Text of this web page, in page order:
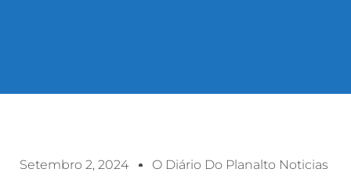
Setembro 2, 2024 O Diário Do Planalto Noticias